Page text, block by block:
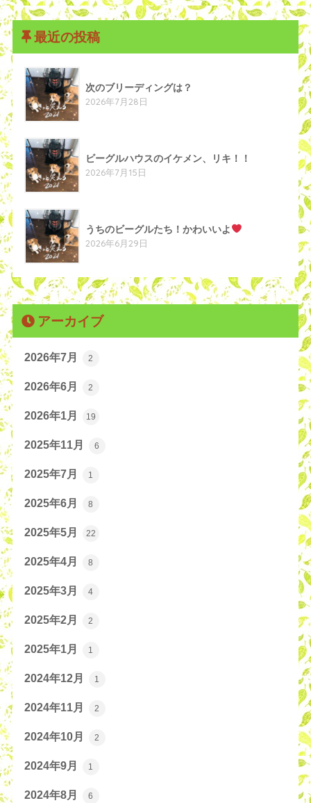
最近の投稿
次のブリーディングは？
2026年7月28日
ビーグルハウスのイケメン、リキ！！
2026年7月15日
うちのビーグルたち！かわいいよ
2026年6月29日
アーカイブ
2026年7月 2
2026年6月 2
2026年1月 19
2025年11月 6
2025年7月 1
2025年6月 8
2025年5月 22
2025年4月 8
2025年3月 4
2025年2月 2
2025年1月 1
2024年12月 1
2024年11月 2
2024年10月 2
2024年9月 1
2024年8月 6